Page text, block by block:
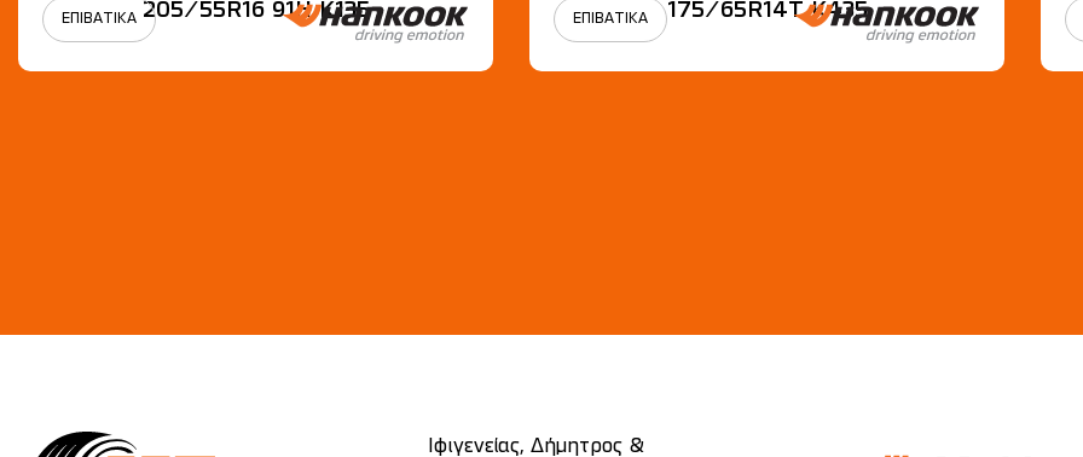
ΕΠΙΒΑΤΙΚΑ 205/55R16 91H Κ135 ΕΠΙΒΑΤΙΚΑ 175/65R14Τ Κ435
Ιφιγενείας, Δήμητρος &